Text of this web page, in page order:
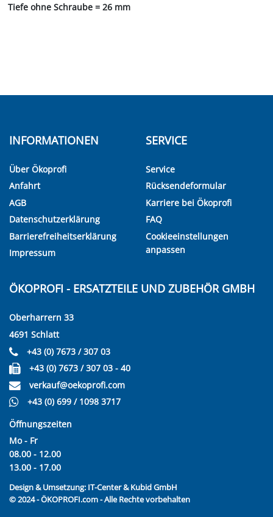
Tiefe ohne Schraube = 26 mm
INFORMATIONEN
Über Ökoprofi
Anfahrt
AGB
Datenschutzerklärung
Barrierefreiheitserklärung
Impressum
SERVICE
Service
Rücksendeformular
Karriere bei Ökoprofi
FAQ
Cookieeinstellungen
anpassen
ÖKOPROFI - ERSATZTEILE UND ZUBEHÖR GMBH
Oberharrern 33
4691 Schlatt
+43 (0) 7673 / 307 03
+43 (0) 7673 / 307 03 - 40
verkauf@oekoprofi.com
+43 (0) 699 / 1098 3717
Öffnungszeiten
Mo - Fr
08.00 - 12.00
13.00 - 17.00
Design & Umsetzung: IT-Center & Kubid GmbH
© 2024 - ÖKOPROFI.com - Alle Rechte vorbehalten